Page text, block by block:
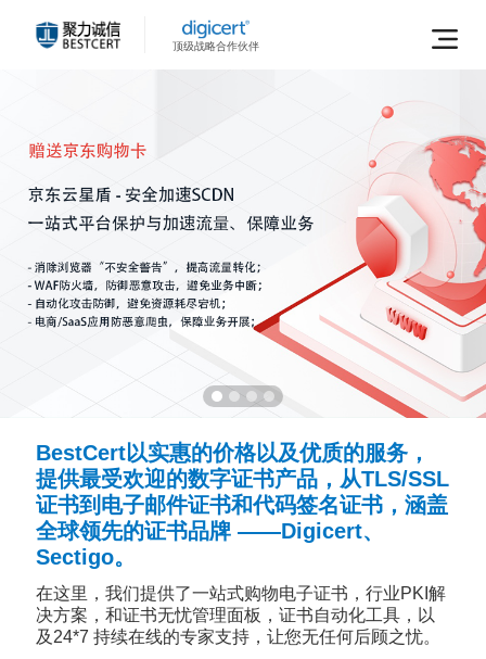
顶级战略合作伙伴
BestCert以实惠的价格以及优质的服务，
提供最受欢迎的数字证书产品，从TLS/SSL
证书到电子邮件证书和代码签名证书，涵盖
全球领先的证书品牌 ——Digicert、
Sectigo。
在这里，我们提供了一站式购物电子证书，行业PKI解
决方案，和证书无忧管理面板，证书自动化工具，以
及24*7 持续在线的专家支持，让您无任何后顾之忧。